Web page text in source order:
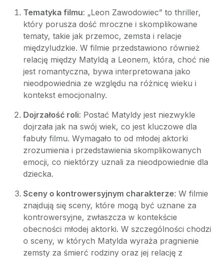
Tematyka filmu: „Leon Zawodowiec” to thriller,
który porusza dość mroczne i skomplikowane
tematy, takie jak przemoc, zemsta i relacje
międzyludzkie. W filmie przedstawiono również
relację między Matyldą a Leonem, która, choć nie
jest romantyczna, bywa interpretowana jako
nieodpowiednia ze względu na różnicę wieku i
kontekst emocjonalny.
Dojrzałość roli: Postać Matyldy jest niezwykle
dojrzała jak na swój wiek, co jest kluczowe dla
fabuły filmu. Wymagało to od młodej aktorki
zrozumienia i przedstawienia skomplikowanych
emocji, co niektórzy uznali za nieodpowiednie dla
dziecka.
Sceny o kontrowersyjnym charakterze: W filmie
znajdują się sceny, które mogą być uznane za
kontrowersyjne, zwłaszcza w kontekście
obecności młodej aktorki. W szczególności chodzi
o sceny, w których Matylda wyraża pragnienie
zemsty za śmierć rodziny oraz jej relację z